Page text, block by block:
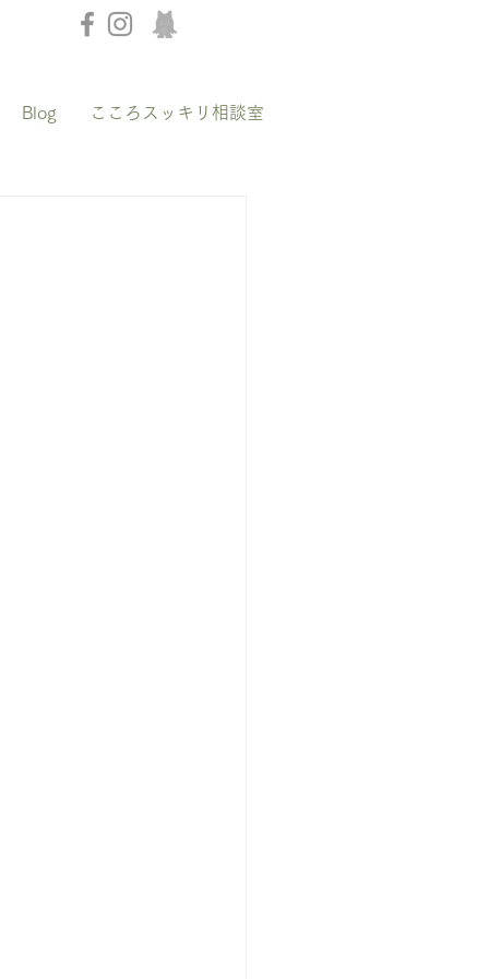
Blog こころスッキリ相談室